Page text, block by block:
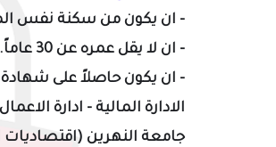
- ان يكون من سكنة نفس
- ان لا يقل عمره عن 30 عاماً.
- ان يكون حاصلاً على شهادة
الادارة المالية - ادارة
جامعة النهرين (اقتصاديات